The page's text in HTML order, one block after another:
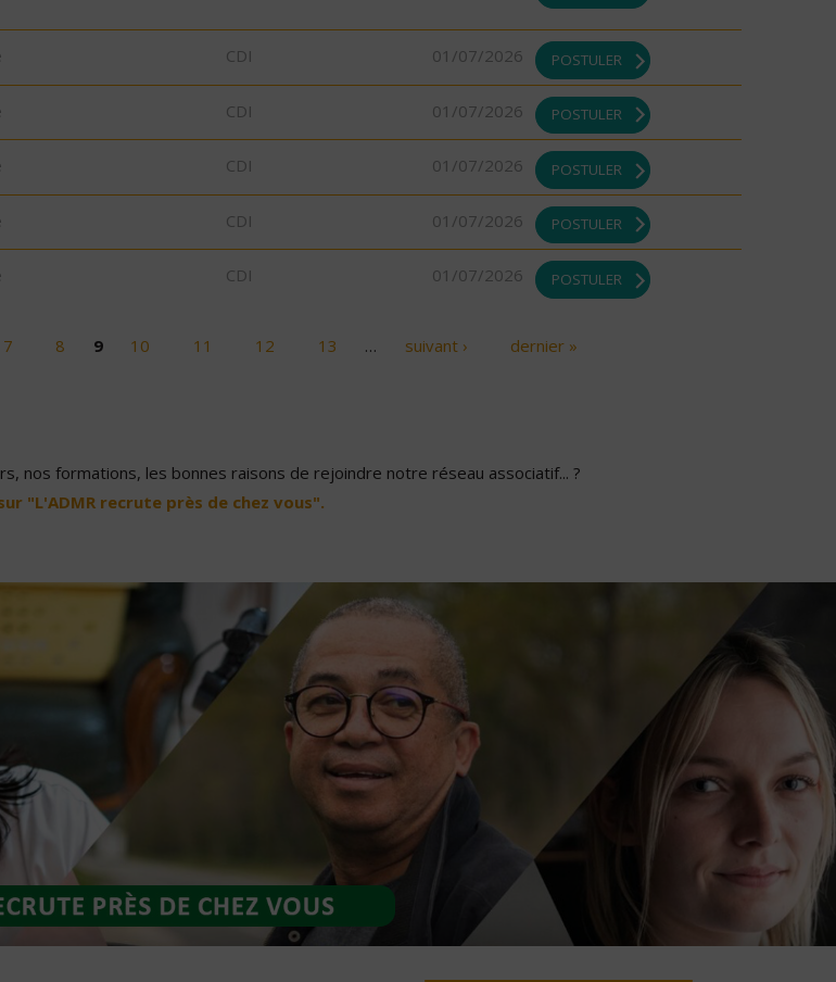
CDI 01/07/2026 POSTULER
CDI 01/07/2026 POSTULER
CDI 01/07/2026 POSTULER
CDI 01/07/2026 POSTULER
CDI 01/07/2026 POSTULER
7 8 9 10 11 12 13 … suivant › dernier »
nos formations, les bonnes raisons de rejoindre notre réseau associatif... ?
"L'ADMR recrute près de chez vous".